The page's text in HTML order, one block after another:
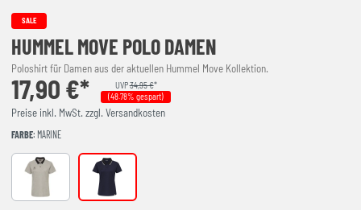
SALE
HUMMEL MOVE POLO DAMEN
Poloshirt für Damen aus der aktuellen Hummel Move Kollektion.
17,90 €* UVP34,95 €*
(48.78% gespart)
Preise inkl. MwSt. zzgl. Versandkosten
FARBE: MARINE
GREY MELANGE marine